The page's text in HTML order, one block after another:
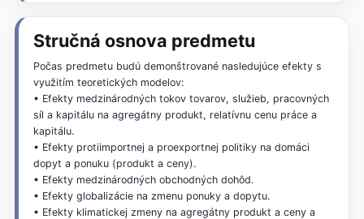
Stručná osnova predmetu
Počas predmetu budú demonštrované nasledujúce efekty s
využitím teoretických modelov:
• Efekty medzinárodných tokov tovarov, služieb, pracovných
síl a kapitálu na agregátny produkt, relatívnu cenu práce a
kapitálu.
• Efekty protiimportnej a proexportnej politiky na domáci
dopyt a ponuku (produkt a ceny).
• Efekty medzinárodných obchodných dohôd.
• Efekty globalizácie na zmenu ponuky a dopytu.
• Efekty klimatickej zmeny na agregátny produkt a ceny a